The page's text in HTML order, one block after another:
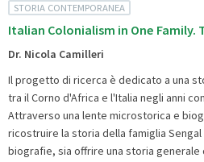
STORIA CONTEMPORANEA
Italian Colonialism in One Family.
Dr. Nicola Camilleri
Il progetto di ricerca è dedicato a una
tra il Corno d'Africa e l'Italia negli anni
Attraverso una lente microstorica e
ricostruire la storia della famiglia
biografie, sia offrire una storia generale